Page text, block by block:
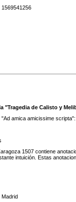
1569541256
de Calisto y
"Ad amica amicissime
1507 contiene
intuición. Estas
Madrid